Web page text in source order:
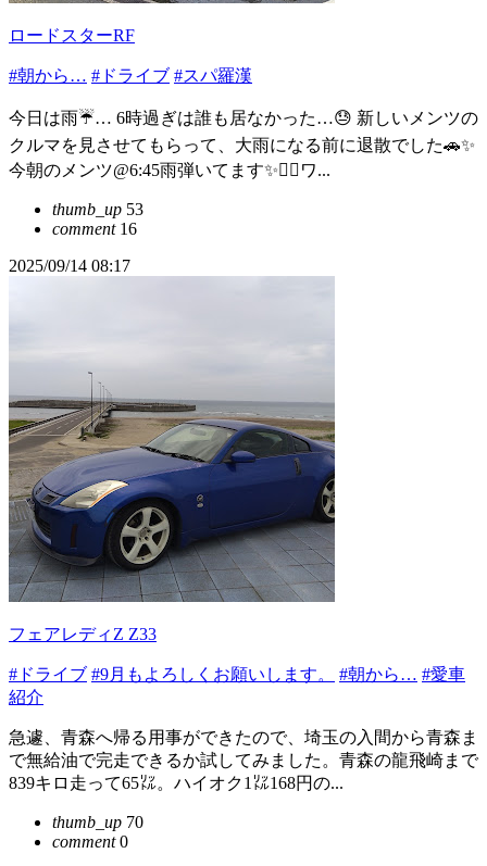
ロードスターRF
#朝から… #ドライブ #スパ羅漢
今日は雨☔… 6時過ぎは誰も居なかった…😓 新しいメンツの
クルマを見させてもらって、大雨になる前に退散でした🚗✨
今朝のメンツ@6:45雨弾いてます✨👍🏻ワ...
thumb_up 53
comment16
2025/09/14 08:17
フェアレディZ Z33
#ドライブ #9月もよろしくお願いします。 #朝から… #愛車
紹介
急遽、青森へ帰る用事ができたので、埼玉の入間から青森ま
で無給油で完走できるか試してみました。青森の龍飛崎まで
839キロ走って65㍑。ハイオク1㍑168円の...
thumb_up 70
comment0